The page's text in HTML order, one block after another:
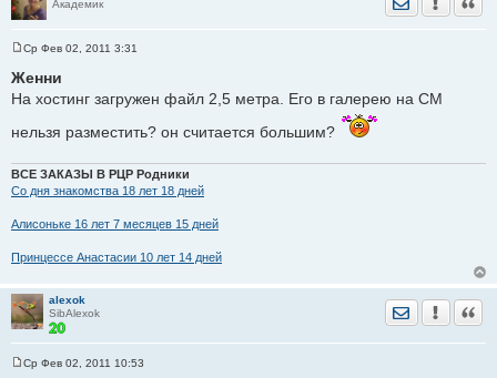
Академик
о
о
б
н
е
Ср Фев 02, 2011 3:31
Женни
На хостинг загружен файл 2,5 метра. Его в галерею на СМ
нельзя разместить? он считается большим?
ВСЕ ЗАКАЗЫ В РЦР Родники
Со дня знакомства 18 лет 18 дней
Алисоньке 16 лет 7 месяцев 15 дней
Принцессе Анастасии 10 лет 14 дней
alexok
SibAlexok
Отправить
Ср Фев 02, 2011 10:53